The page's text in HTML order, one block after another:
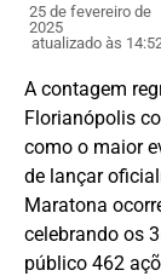
25 de fevereiro de
2025
atualizado às
A contagem
Florianópolis
como o maior
de lançar
Maratona
celebrando os
público 462